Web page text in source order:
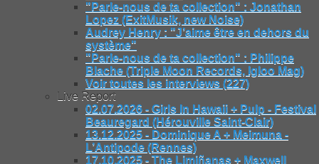
"Parle-nous de ta collection" : Jonathan
Lopez (ExitMusik, new Noise)
Audrey Henry : "J’aime être en dehors du
système"
"Parle-nous de ta collection" : Philippe
Blache (Triple Moon Records, Igloo Mag)
Voir toutes les interviews (227)
Live Report
02.07.2026 - Girls In Hawaii + Pulp - Festival
Beauregard (Hérouville Saint-Clair)
13.12.2025 - Dominique A + Meimuna -
L’Antipode (Rennes)
17.10.2025 - The Limiñanas + Maxwell